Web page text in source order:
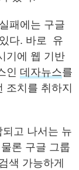
패에는 구글
다. 바로 유
기에 웹 기반
인 데자뉴스를
조치를 취하지
고 나서는 뉴
론 구글 그룹
색 가능하게